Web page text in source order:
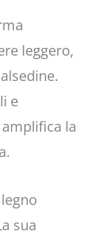
leggero,
e
la
sua